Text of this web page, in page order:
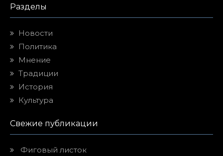
Разделы
Новости
Политика
Мнение
Традиции
История
Культура
Свежие публикации
Фиговый листок